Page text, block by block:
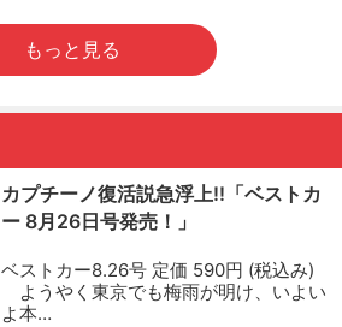
もっと見る
カプチーノ復活説急浮上!!「ベストカ
ー 8月26日号発売！」
ベストカー8.26号 定価 590円 (税込み)
ようやく東京でも梅雨が明け、いよい
よ本…